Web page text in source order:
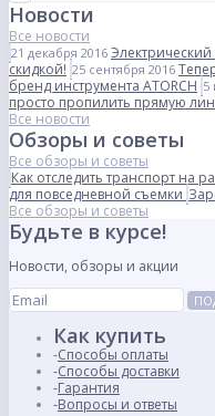
Новости
Все новости
21 декабря 2016 Электрический
скидкой! 25 сентября 2016
бренд инструмента ATORCH 5
просто пропилить прямую
Все новости
Обзоры и советы
Все обзоры и советы
Как отследить транспорт на
для повседневной съемки
Все обзоры и советы
Будьте в курсе!
Новости, обзоры и акции
Как купить
Способы оплаты
Способы доставки
Гарантия
Вопросы и ответы